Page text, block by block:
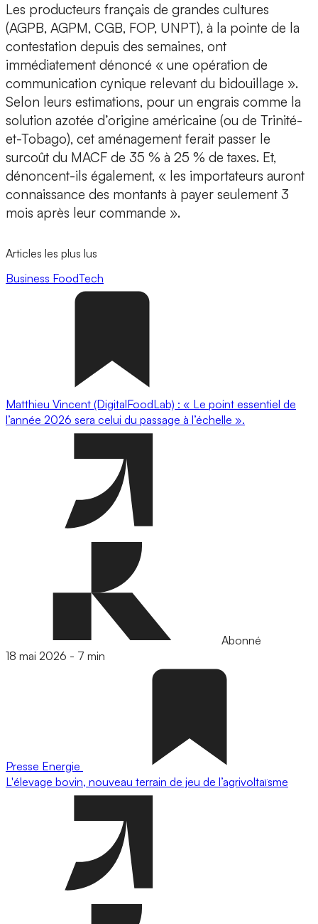
Les producteurs français de grandes cultures
(AGPB, AGPM, CGB, FOP, UNPT), à la pointe de la
contestation depuis des semaines, ont
immédiatement dénoncé « une opération de
communication cynique relevant du bidouillage ».
Selon leurs estimations, pour un engrais comme la
solution azotée d’origine américaine (ou de Trinité-
et-Tobago), cet aménagement ferait passer le
surcoût du MACF de 35 % à 25 % de taxes. Et,
dénoncent-ils également, « les importateurs auront
connaissance des montants à payer seulement 3
mois après leur commande ».
Articles les plus lus
Business FoodTech
Matthieu Vincent (DigitalFoodLab) : « Le point essentiel de
l’année 2026 sera celui du passage à l’échelle ».
Abonné
18 mai 2026 - 7 min
Presse Energie
L'élevage bovin, nouveau terrain de jeu de l’agrivoltaïsme